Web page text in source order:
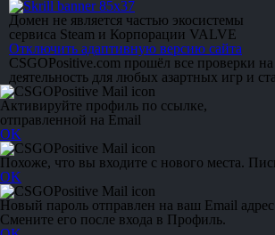
Домен не является частью экосистемы
сервиса Steam и Корпорации VALVE
Отключить адаптивную версию сайта
CSGOPositive.com прошёл все проверки
деятельность для любых азартных игр и
Активируйте профиль по ссылке,
отправленной на Email
OK
Похоже, что вы входите с нового места.
OK
Новый пароль отправлен на ваш Email
Смените его после входа в Профиль.